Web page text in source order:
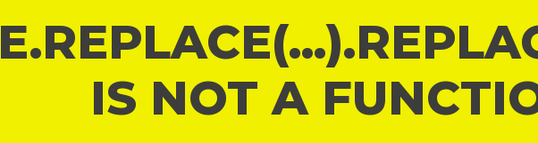
IS NOT A